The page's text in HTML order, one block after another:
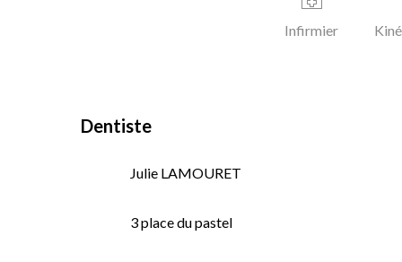
Infirmier
Dentiste
Julie LAMOURET
3 place du pastel